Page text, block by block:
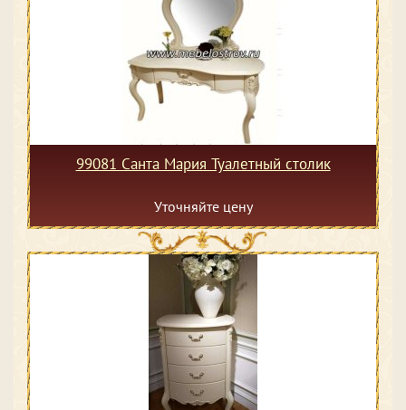
99081 Санта Мария Туалетный столик
Уточняйте цену